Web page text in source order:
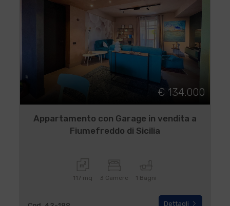
€ 134.000
Appartamento con Garage in vendita a
Fiumefreddo di Sicilia
117 mq 3 Camere 1 Bagni
Dettagli